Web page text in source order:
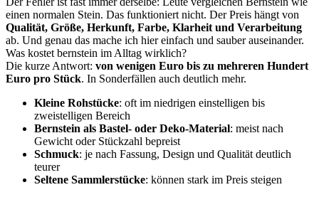
einen normalen Stein. Das funktioniert nicht. Der Preis hängt von
Qualität, Größe, Herkunft, Farbe, Klarheit und Verarbeitung
ab. Und genau das mache ich hier einfach und sauber auseinander.
Was kostet bernstein im Alltag wirklich?
Die kurze Antwort: von wenigen Euro bis zu mehreren Hundert
Euro pro Stück. In Sonderfällen auch deutlich mehr.
Kleine Rohstücke: oft im niedrigen einstelligen bis
zweistelligen Bereich
Bernstein als Bastel- oder Deko-Material: meist nach
Gewicht oder Stückzahl bepreist
Schmuck: je nach Fassung, Design und Qualität deutlich
teurer
Seltene Sammlerstücke: können stark im Preis steigen